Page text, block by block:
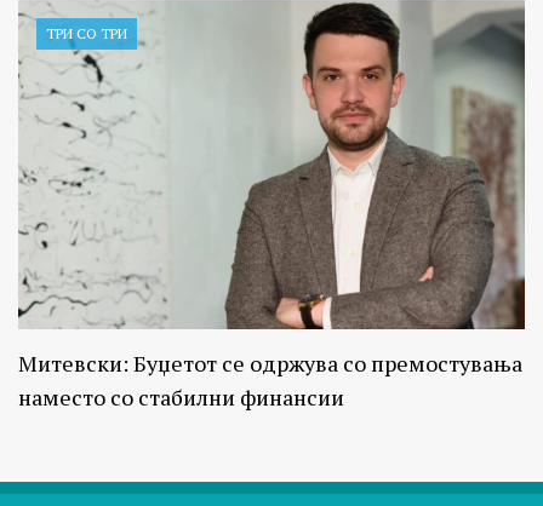
ТРИ СО ТРИ
Митевски: Буџетот се одржува со премостувања
наместо со стабилни финансии